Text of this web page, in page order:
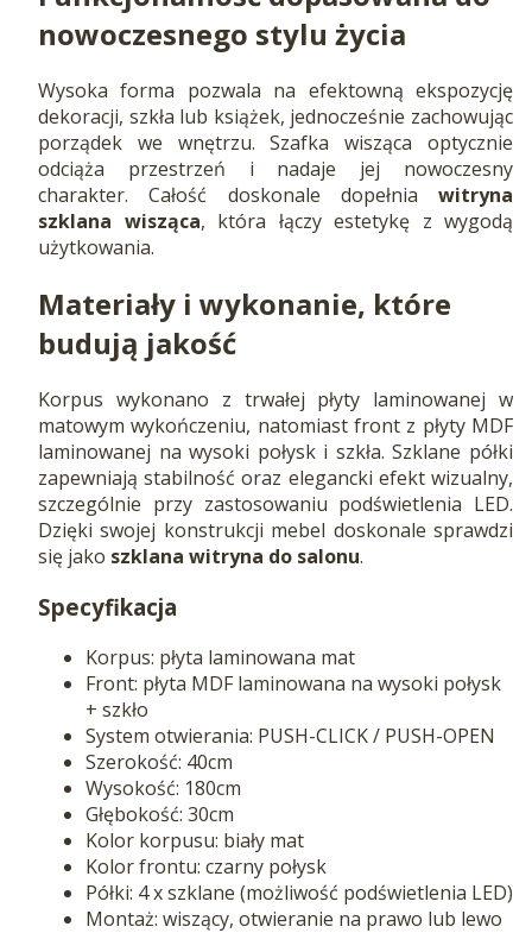
nowoczesnego stylu życia
Wysoka forma pozwala na efektowną ekspozycję
dekoracji, szkła lub książek, jednocześnie zachowując
porządek we wnętrzu. Szafka wisząca optycznie
odciąża przestrzeń i nadaje jej nowoczesny
charakter. Całość doskonale dopełnia witryna
szklana wisząca, która łączy estetykę z wygodą
użytkowania.
Materiały i wykonanie, które
budują jakość
Korpus wykonano z trwałej płyty laminowanej w
matowym wykończeniu, natomiast front z płyty MDF
laminowanej na wysoki połysk i szkła. Szklane półki
zapewniają stabilność oraz elegancki efekt wizualny,
szczególnie przy zastosowaniu podświetlenia LED.
Dzięki swojej konstrukcji mebel doskonale sprawdzi
się jako szklana witryna do salonu.
Specyfikacja
Korpus: płyta laminowana mat
Front: płyta MDF laminowana na wysoki połysk
+ szkło
System otwierania: PUSH-CLICK / PUSH-OPEN
Szerokość: 40cm
Wysokość: 180cm
Głębokość: 30cm
Kolor korpusu: biały mat
Kolor frontu: czarny połysk
Półki: 4 x szklane (możliwość podświetlenia LED)
Montaż: wiszący, otwieranie na prawo lub lewo